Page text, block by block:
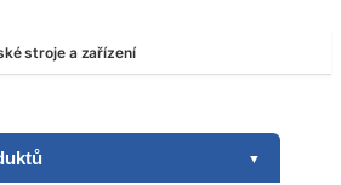
stroje a zařízení
▼